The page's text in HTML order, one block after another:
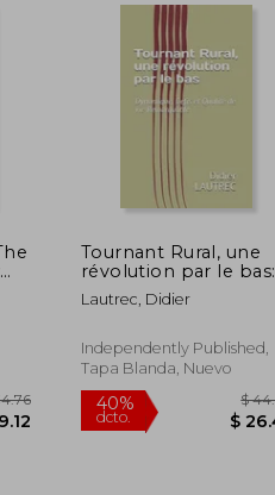
dcto.
Tournant Rural, une
révolution par le bas:
Dynamique, Défis et
Qualité de vie
Francés)
Lautrec, Didier
Independently Published,
Tapa Blanda, Nuevo